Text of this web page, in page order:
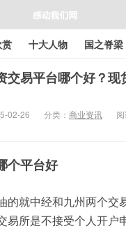
感动我们网
十大人物 国之脊梁
商业资讯 在线工具箱
交易平台哪个好？现
02-26 分类： 商业资讯
个平台好
的就中经和九州两个交
易所是不接受个人开户